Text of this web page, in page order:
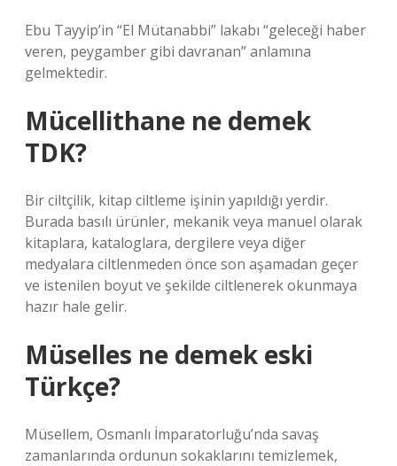
Ebu Tayyip’in “El Mütanabbi” lakabı “geleceği haber
veren, peygamber gibi davranan” anlamına
gelmektedir.
Mücellithane ne demek
TDK?
Bir ciltçilik, kitap ciltleme işinin yapıldığı yerdir.
Burada basılı ürünler, mekanik veya manuel olarak
kitaplara, kataloglara, dergilere veya diğer
medyalara ciltlenmeden önce son aşamadan geçer
ve istenilen boyut ve şekilde ciltlenerek okunmaya
hazır hale gelir.
Müselles ne demek eski
Türkçe?
Müsellem, Osmanlı İmparatorluğu’nda savaş
zamanlarında ordunun sokaklarını temizlemek,